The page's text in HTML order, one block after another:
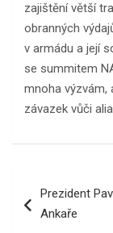
zajištění větší
obranných
v armádu a její
se summitem
mnoha výzvám,
závazek vůči
proPrezident
Ankaře